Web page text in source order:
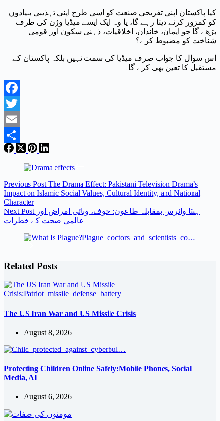
کیا پاکستان اپنی تفریحی صنعت کو اسی طرح اپنی تہذیبی بنیادوں
کو کمزور کرنے دیتا رہے گا، یا وہ ایک ایسے میڈیا وژن کی طرف
بڑھے گا جو ایمان، خاندان، اخلاقیات، ذہنی سکون اور قومی
شناخت کو مضبوط کرے؟
اس سوال کا جواب صرف میڈیا کی سمت نہیں بلکہ پاکستان کے
مستقبل کا تعین بھی کرے گا۔
Facebook
Twitter
Email
Share
Previous Post The Drama Effect: Pakistani Television Drama’s
Impact on Islamic Social Values, Cultural Identity, and National
Character
Next Post ہنٹا وائرس بمقابلہ طاعون: خوف، وبائی امراض اور
عالمی صحت کے خطرات
Related Posts
The US Iran War and US Missile Crisis
August 8, 2026
Protecting Children Online Safely:Mobile Phones, Social
Media, AI
August 6, 2026